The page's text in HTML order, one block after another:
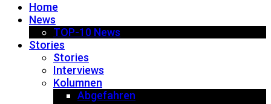
Home
News
TOP-10 News
Stories
Stories
Interviews
Kolumnen
Abgefahren